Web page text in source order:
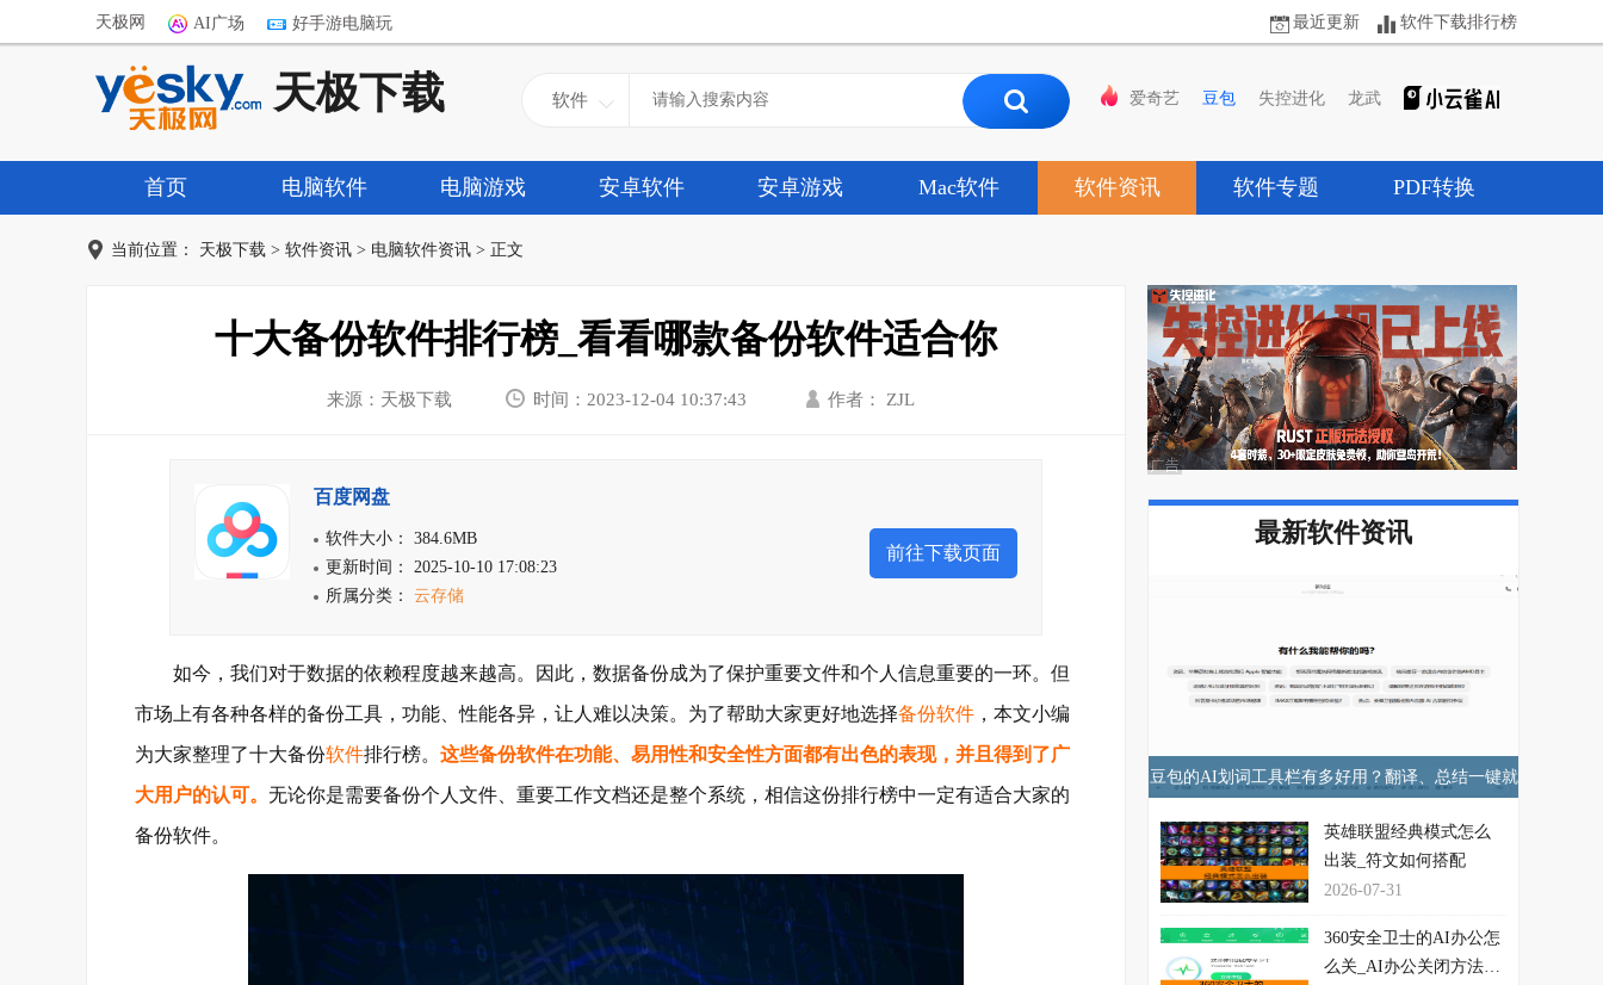
天极网 AI广场 好手游电脑玩 最近更新 软件下载排行榜
天极下载 软件 爱奇艺 豆包 失控进化 龙武
首页 电脑软件 电脑游戏 安卓软件 安卓游戏 Mac软件 软件资讯 软件专题 PDF转换
当前位置： 天极下载 > 软件资讯 > 电脑软件资讯 > 正文
十大备份软件排行榜_看看哪款备份软件适合你
来源：天极下载 时间：2023-12-04 10:37:43 作者： ZJL
百度网盘
软件大小： 384.6MB
更新时间： 2025-10-10 17:08:23
所属分类： 云存储
前往下载页面
如今，我们对于数据的依赖程度越来越高。因此，数据备份成为了保护重要文件和个人信息重要的一环。但
市场上有各种各样的备份工具，功能、性能各异，让人难以决策。为了帮助大家更好地选择备份软件 ，本文小编
为大家整理了十大备份软件排行榜。 这些备份软件在功能、易用性和安全性方面都有出色的表现，并且得到了广
大用户的认可。 无论你是需要备份个人文件、重要工作文档还是整个系统，相信这份排行榜中一定有适合大家的
备份软件。
最新软件资讯
豆包的AI划词工具栏有多好用？翻译、总结一键就
行！
英雄联盟经典模式怎么
出装_符文如何搭配
2026-07-31
360安全卫士的AI办公怎
么关_AI办公关闭方法介